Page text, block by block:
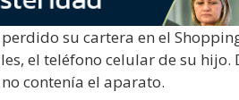
su cartera en el
el teléfono celular de su hijo.
contenía el aparato.